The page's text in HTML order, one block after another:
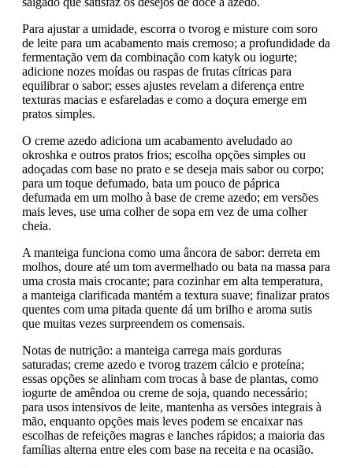
Para ajustar a umidade, escorra o tvorog e misture com soro
de leite para um acabamento mais cremoso; a profundidade da
fermentação vem da combinação com katyk ou iogurte;
adicione nozes moídas ou raspas de frutas cítricas para
equilibrar o sabor; esses ajustes revelam a diferença entre
texturas macias e esfareladas e como a doçura emerge em
pratos simples.
O creme azedo adiciona um acabamento aveludado ao
okroshka e outros pratos frios; escolha opções simples ou
adoçadas com base no prato e se deseja mais sabor ou corpo;
para um toque defumado, bata um pouco de páprica
defumada em um molho à base de creme azedo; em versões
mais leves, use uma colher de sopa em vez de uma colher
cheia.
A manteiga funciona como uma âncora de sabor: derreta em
molhos, doure até um tom avermelhado ou bata na massa para
uma crosta mais crocante; para cozinhar em alta temperatura,
a manteiga clarificada mantém a textura suave; finalizar pratos
quentes com uma pitada quente dá um brilho e aroma sutis
que muitas vezes surpreendem os comensais.
Notas de nutrição: a manteiga carrega mais gorduras
saturadas; creme azedo e tvorog trazem cálcio e proteína;
essas opções se alinham com trocas à base de plantas, como
iogurte de amêndoa ou creme de soja, quando necessário;
para usos intensivos de leite, mantenha as versões integrais à
mão, enquanto opções mais leves podem se encaixar nas
escolhas de refeições magras e lanches rápidos; a maioria das
famílias alterna entre eles com base na receita e na ocasião.